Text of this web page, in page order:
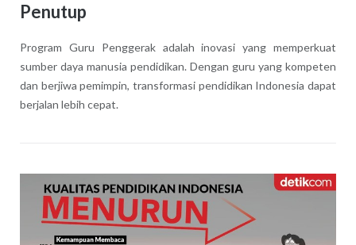
Penutup
Program Guru Penggerak adalah inovasi yang memperkuat
sumber daya manusia pendidikan. Dengan guru yang kompeten
dan berjiwa pemimpin, transformasi pendidikan Indonesia dapat
berjalan lebih cepat.